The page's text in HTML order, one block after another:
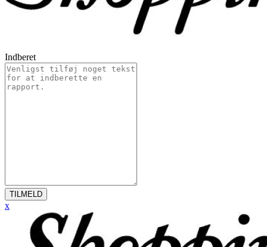
Indberet
TILMELD
x